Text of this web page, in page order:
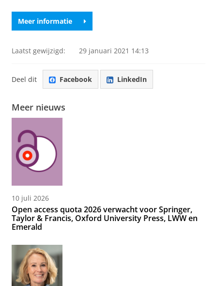
Meer informatie
Laatst gewijzigd: 29 januari 2021 14:13
Deel dit Facebook LinkedIn
Meer nieuws
10 juli 2026
Open access quota 2026 verwacht voor Springer,
Taylor & Francis, Oxford University Press, LWW en
Emerald